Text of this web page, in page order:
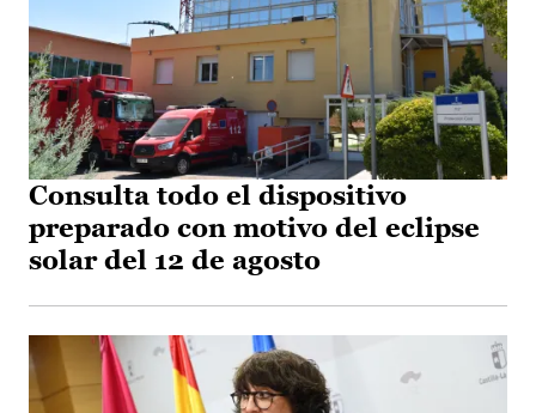
Consulta todo el dispositivo
preparado con motivo del eclipse
solar del 12 de agosto